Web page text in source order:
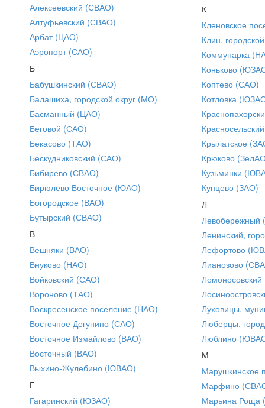
Алексеевский (СВАО)
Алтуфьевский (СВАО)
Арбат (ЦАО)
Аэропорт (САО)
Б
Бабушкинский (СВАО)
Балашиха, городской округ (МО)
Басманный (ЦАО)
Беговой (САО)
Бекасово (ТАО)
Бескудниковский (САО)
Бибирево (СВАО)
Бирюлево Восточное (ЮАО)
Богородское (ВАО)
Бутырский (СВАО)
В
Вешняки (ВАО)
Внуково (НАО)
Войковский (САО)
Вороново (ТАО)
Воскресенское поселение (НАО)
Восточное Дегунино (САО)
Восточное Измайлово (ВАО)
Восточный (ВАО)
Выхино-Жулебино (ЮВАО)
Г
Гагаринский (ЮЗАО)
К
Кленовское
Клин,
Коммунарка
Коньково
Коптево (САО)
Котловка
Крылатское
Крюково
Кузьминки
Кунцево (ЗАО)
Л
Ленинский,
Лефортово
Лианозово
Луховицы,
Люберцы,
Люблино
М
Марушкинское
Марфино
Марьина Роща